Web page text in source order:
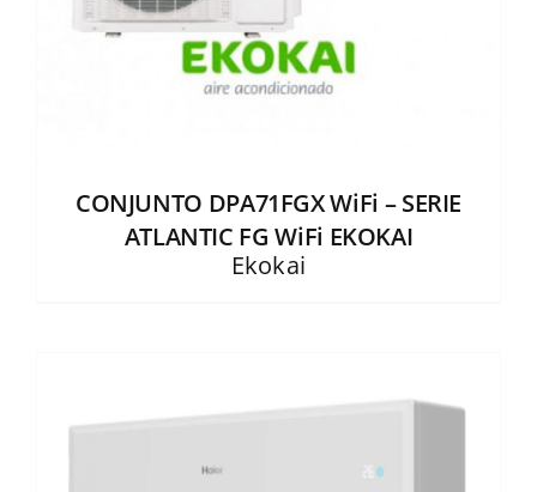
CONJUNTO DPA71FGX WiFi – SERIE
ATLANTIC FG WiFi EKOKAI
Ekokai